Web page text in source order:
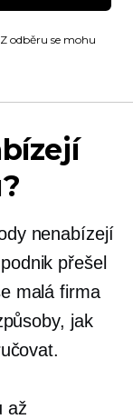
odběru se mohu
nenabízejí
přešel
malá firma
jak
až